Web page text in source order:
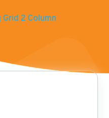
Grid 2 Column